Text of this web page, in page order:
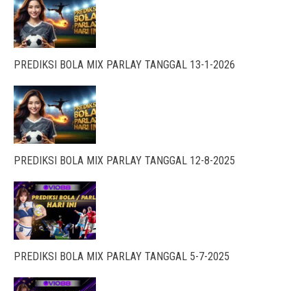
PREDIKSI BOLA MIX PARLAY TANGGAL 13-1-2026
PREDIKSI BOLA MIX PARLAY TANGGAL 12-8-2025
PREDIKSI BOLA MIX PARLAY TANGGAL 5-7-2025